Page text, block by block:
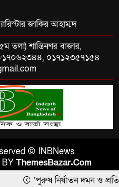
জাকির আহাম্মদ
শান্তিনগর বাজার,
০১৭১২৩৫৭১৫৪
© INBNews
ThemesBazar.Com
‘পুরুষ নির্যাতন দমন ও